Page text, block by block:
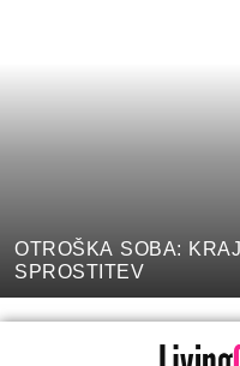
OTROŠKA SOBA:
SPROSTITEV